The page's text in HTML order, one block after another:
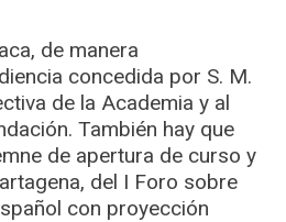
de manera
concedida por S. M.
de la Academia y al
También hay que
de apertura de curso y
del I Foro sobre
con proyección